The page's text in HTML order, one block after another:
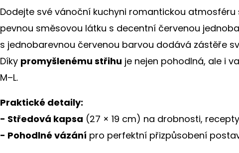
z
hvězdiček.
Dodejte své vánoční kuchyni romantickou atmosféru
pevnou směsovou látku s decentní červenou
s jednobarevnou červenou barvou dodává zástěře
Díky promyšlenému střihu je nejen pohodlná, ale i
M–L.
Praktické detaily:
- Středová kapsa (27 × 19 cm) na drobnosti,
- Pohodlné vázání pro perfektní přizpůsobení